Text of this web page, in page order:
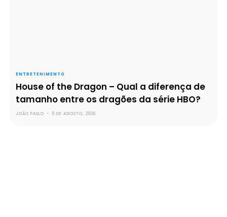
ENTRETENIMENTO
House of the Dragon – Qual a diferença de
tamanho entre os dragões da série HBO?
JOÃO PAULO - 5 DE AGOSTO, 2026